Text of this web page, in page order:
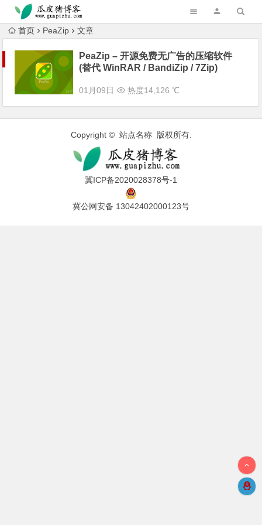
跳转到主内容
首页 PeaZip 文章
PeaZip – 开源免费无广告的压缩软件
(替代 WinRAR / BandiZip / 7Zip)
01月09日 热度14,126 ℃
Copyright © 站点名称 版权所有.
冀ICP备2020028378号-1
冀公网安备 13042402000123号